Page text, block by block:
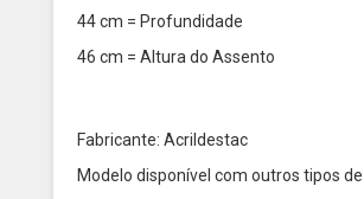
44 cm = Profundidade
46 cm = Altura do Assento
Fabricante: Acrildestac
Modelo disponível com outros tipos de